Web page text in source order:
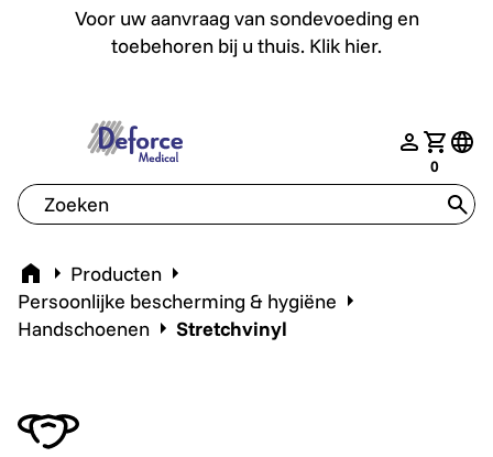
Voor uw aanvraag van sondevoeding en
toebehoren bij u thuis. Klik hier.
Voor uw aanvraag van sondevoeding en toebehoren bij
nav.login
Jouw
0
deforce.togglemenu
Home Producten
Persoonlijke bescherming & hygiëne
Handschoenen
Stretchvinyl